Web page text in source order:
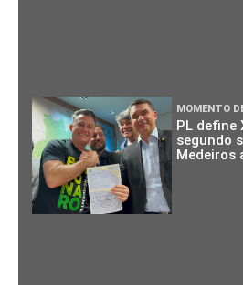
MOMENTO
PL define
segundo
Medeiros